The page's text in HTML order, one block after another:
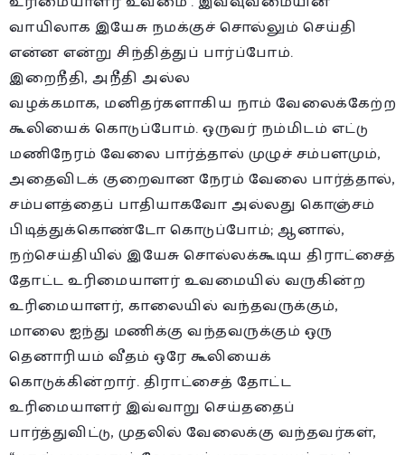
வாயிலாக இயேசு நமக்குச் சொல்லும் செய்தி
என்ன என்று சிந்தித்துப் பார்ப்போம்.
இறைநீதி, அநீதி அல்ல
வழக்கமாக, மனிதர்களாகிய நாம் வேலைக்கேற்ற
கூலியைக் கொடுப்போம். ஒருவர் நம்மிடம் எட்டு
மணிநேரம் வேலை பார்த்தால் முழுச் சம்பளமும்,
அதைவிடக் குறைவான நேரம் வேலை பார்த்தால்,
சம்பளத்தைப் பாதியாகவோ அல்லது கொஞ்சம்
பிடித்துக்கொண்டோ கொடுப்போம்; ஆனால்,
நற்செய்தியில் இயேசு சொல்லக்கூடிய திராட்சைத்
தோட்ட உரிமையாளர் உவமையில் வருகின்ற
உரிமையாளர், காலையில் வந்தவருக்கும்,
மாலை ஐந்து மணிக்கு வந்தவருக்கும் ஒரு
தெனாரியம் வீதம் ஒரே கூலியைக்
கொடுக்கின்றார். திராட்சைத் தோட்ட
உரிமையாளர் இவ்வாறு செய்ததைப்
பார்த்துவிட்டு, முதலில் வேலைக்கு வந்தவர்கள்,